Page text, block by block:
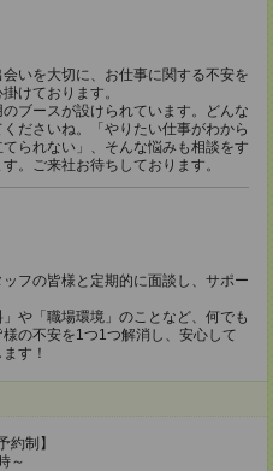
いを大切に、お仕事に関する不安を
けております。
ブースが設けられています。どんな
ださいね。「やりたい仕事がわから
られない」、そんな悩みも相談をす
。ご来社お待ちしております。
フの皆様と定期的に面談し、サポー
や「職場環境」のことなど、何でも
の不安を1つ1つ解消し、安心して
す！
約制】
～